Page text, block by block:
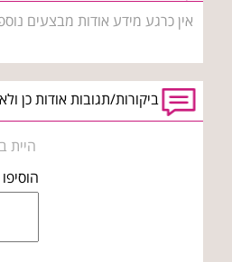
אין כרגע מידע אודות מבצעים
ביקורות/תגובות אודות כן
היית